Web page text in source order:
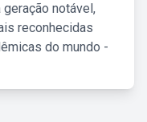
geração notável,
reconhecidas
do mundo -